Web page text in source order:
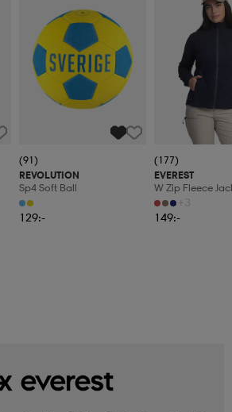
(91)
REVOLUTION
Sp4 Soft Ball
129:-
(177)
EVEREST
W Zip Fleece
+3
149:-